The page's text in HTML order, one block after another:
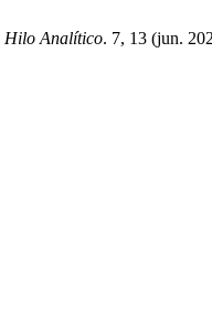
Hilo Analítico. 7, 13 (jun.